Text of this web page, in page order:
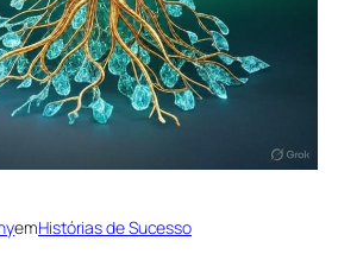
emHistórias de Sucesso